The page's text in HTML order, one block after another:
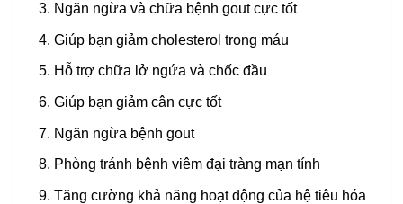
Ngăn ngừa và chữa bệnh gout cực tốt
Giúp bạn giảm cholesterol trong máu
Hỗ trợ chữa lở ngứa và chốc đầu
Giúp bạn giảm cân cực tốt
Ngăn ngừa bệnh gout
Phòng tránh bệnh viêm đại tràng mạn tính
Tăng cường khả năng hoạt động của hệ tiêu hóa